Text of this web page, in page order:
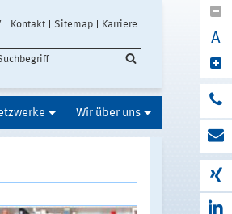
Kontakt Sitemap Karriere
A
Wir über uns